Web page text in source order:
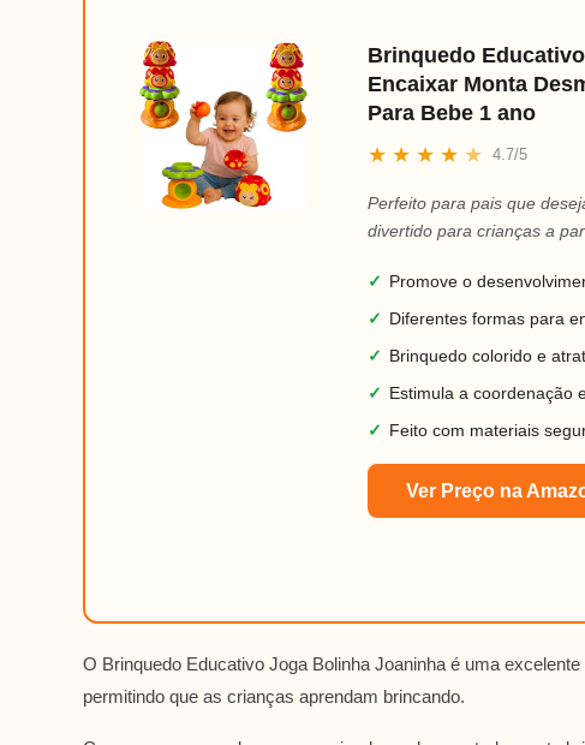
Brinquedo
Encaixar Monta
Para Bebe 1 ano
★ ★ ★ ★ ★ 4.7/5
Perfeito para pais que
divertido para crianças a
✓ Promove o
✓ Diferentes formas para
✓ Brinquedo colorido e
✓ Estimula a coordenação
✓ Feito com materiais
Ver Preço na
O Brinquedo Educativo Joga Bolinha Joaninha é uma
permitindo que as crianças aprendam brincando.